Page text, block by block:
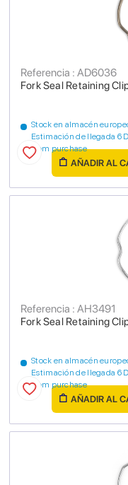
Fork Seal Retaining
Referencia : AD6036
Stock en almacén
Estimación de llegada 6
from purchase
AÑADIR AL
Fork Seal Retaining
Referencia : AH3491
Stock en almacén
Estimación de llegada 6
from purchase
AÑADIR AL